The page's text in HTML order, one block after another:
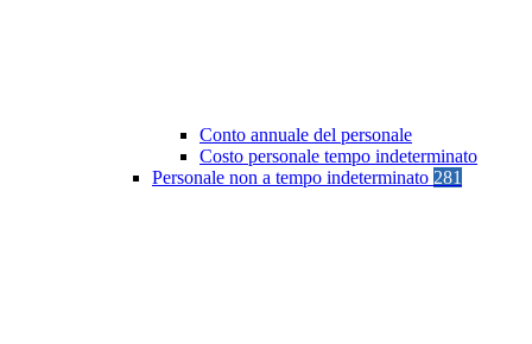
Conto annuale del personale
Costo personale tempo indeterminato
Personale non a tempo indeterminato 281